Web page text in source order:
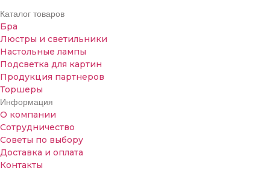
Каталог товаров
Бра
Люстры и светильники
Настольные лампы
Подсветка для картин
Продукция партнеров
Торшеры
Информация
О компании
Сотрудничество
Советы по выбору
Доставка и оплата
Контакты